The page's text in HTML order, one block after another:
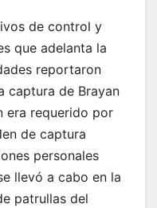
de control y
que adelanta la
reportaron
captura de Brayan
era requerido por
de captura
personales
llevó a cabo en la
patrullas del